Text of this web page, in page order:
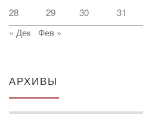
28 29 30
31
« Дек
Фев »
АРХИВЫ